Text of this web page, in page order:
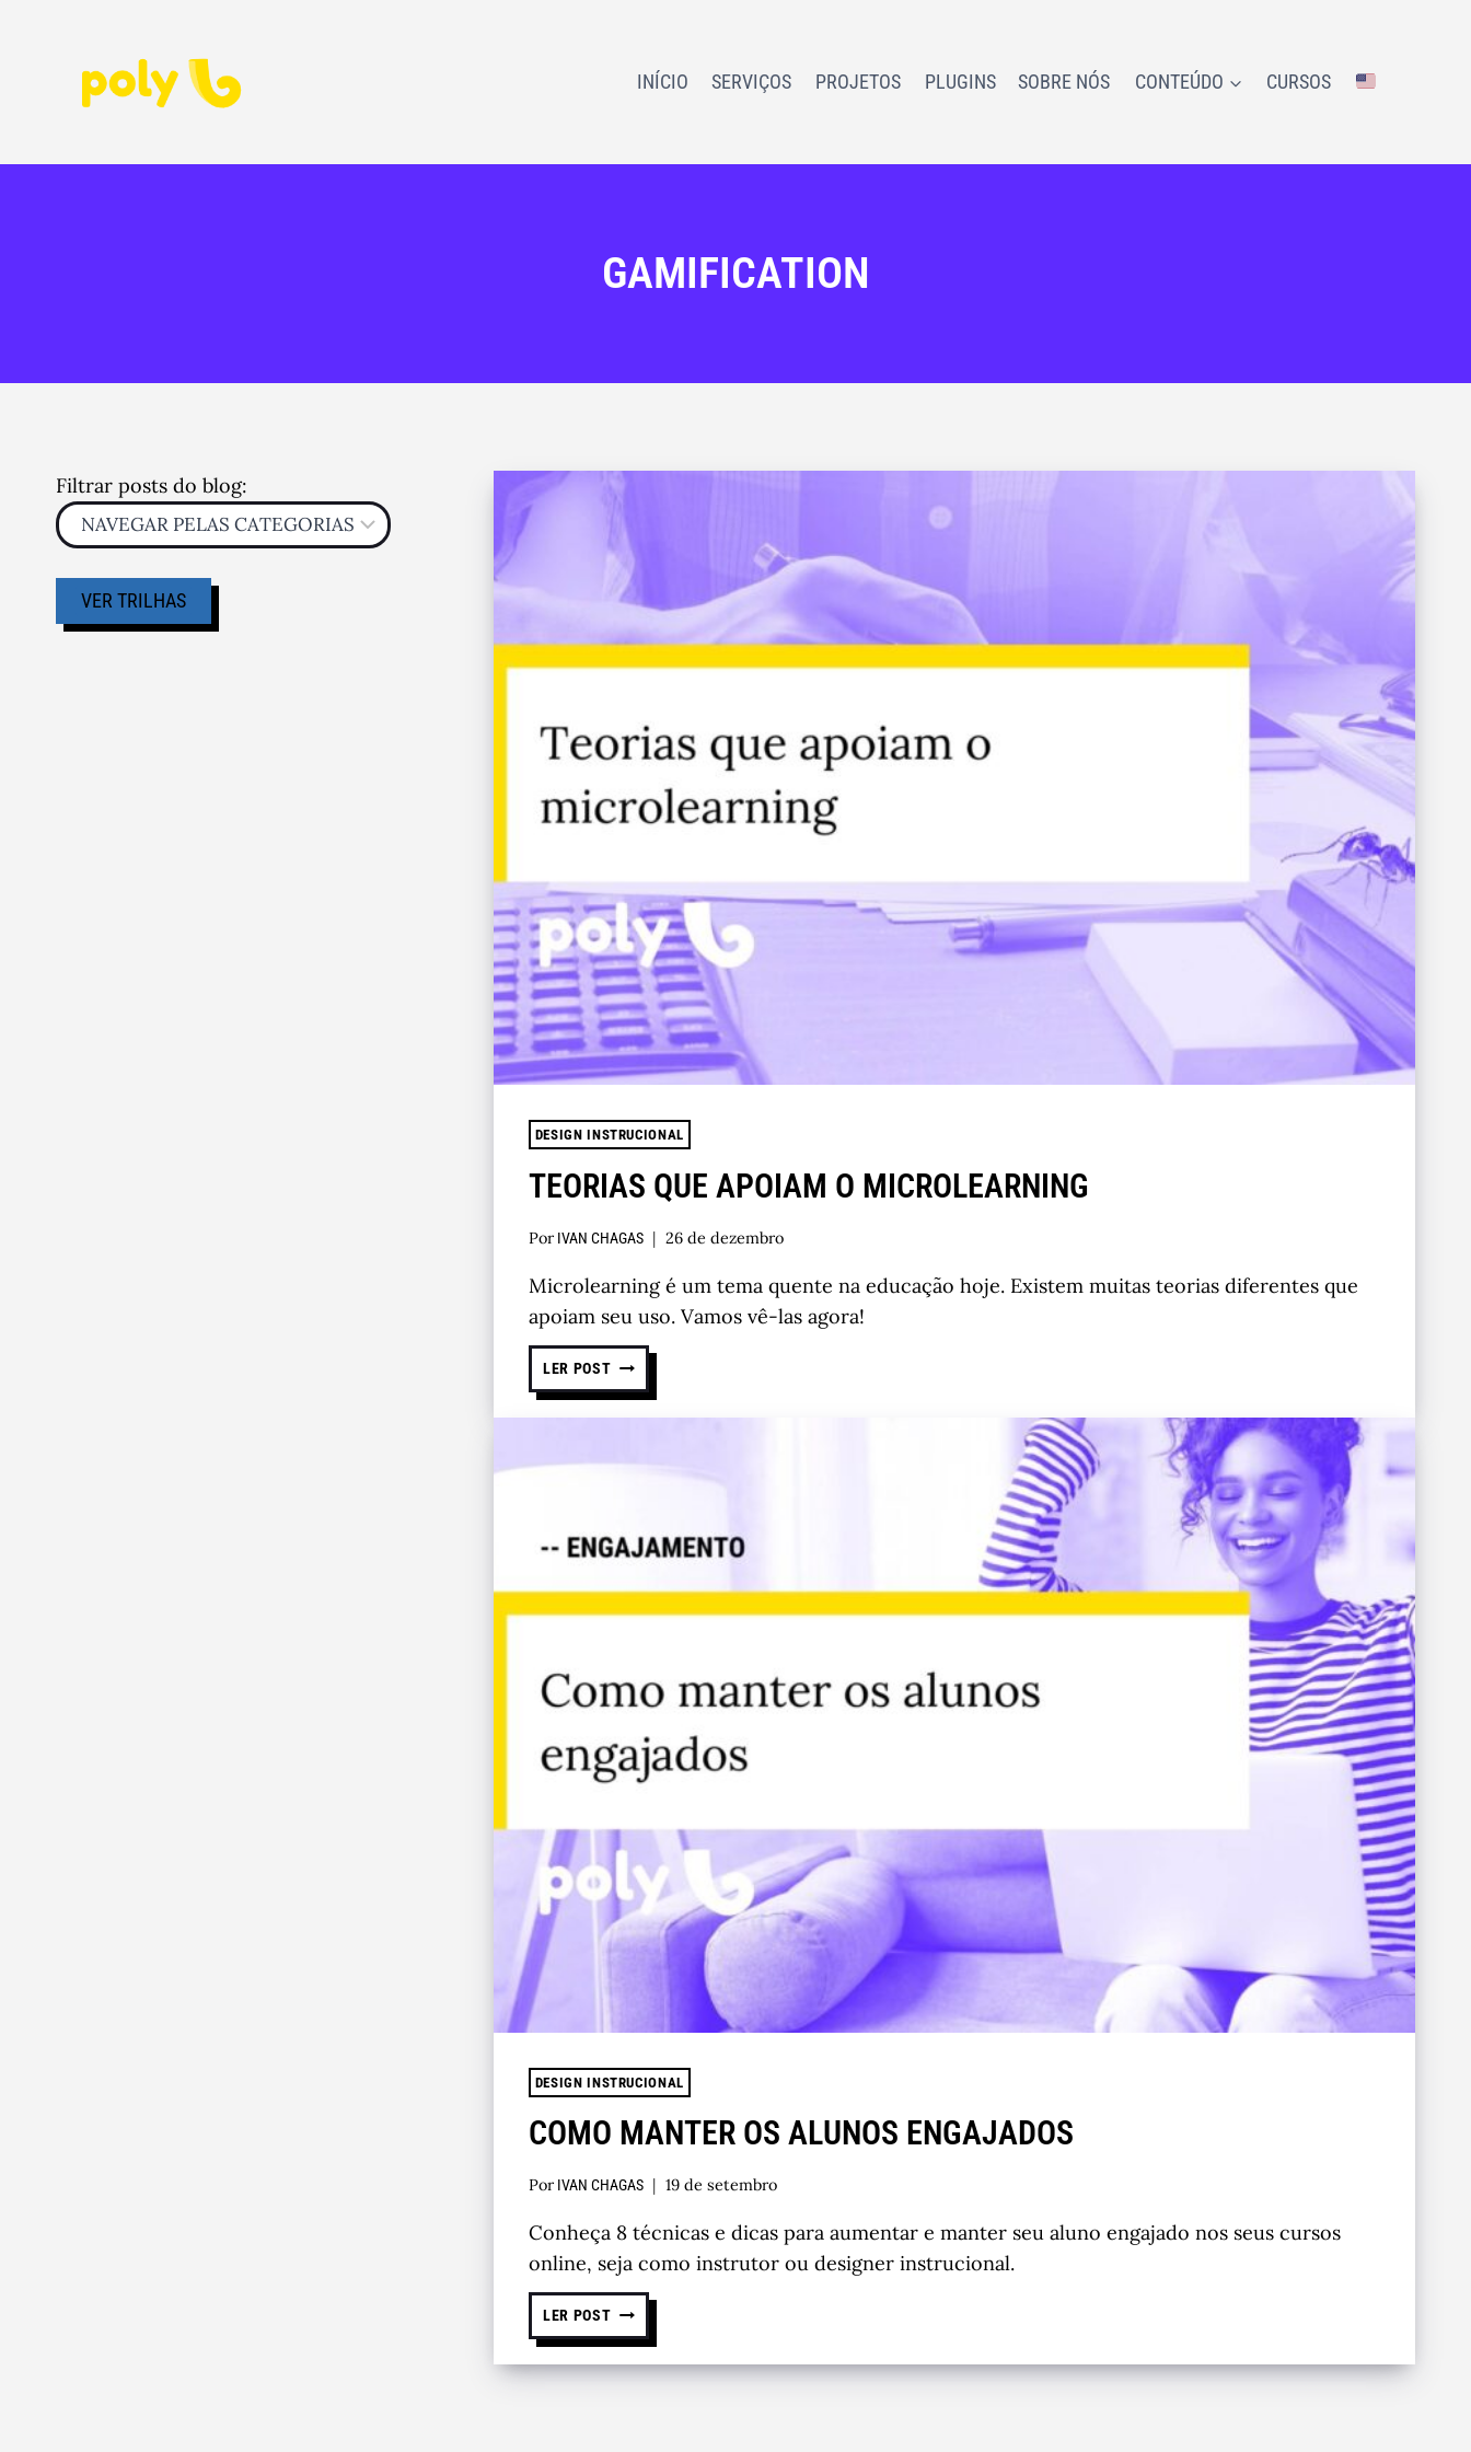
INÍCIO SERVIÇOS PROJETOS PLUGINS SOBRE NÓS CONTEÚDO CURSOS
GAMIFICATION
DESIGN INSTRUCIONAL
TEORIAS QUE APOIAM O MICROLEARNING
Por IVAN CHAGAS 26 de dezembro
Microlearning é um tema quente na educação hoje. Existem muitas teorias diferentes que
apoiam seu uso. Vamos vê-las agora!
LER POST
DESIGN INSTRUCIONAL
COMO MANTER OS ALUNOS ENGAJADOS
Por IVAN CHAGAS 19 de setembro
Conheça 8 técnicas e dicas para aumentar e manter seu aluno engajado nos seus cursos
online, seja como instrutor ou designer instrucional.
LER POST
Filtrar posts do blog:
VER TRILHAS